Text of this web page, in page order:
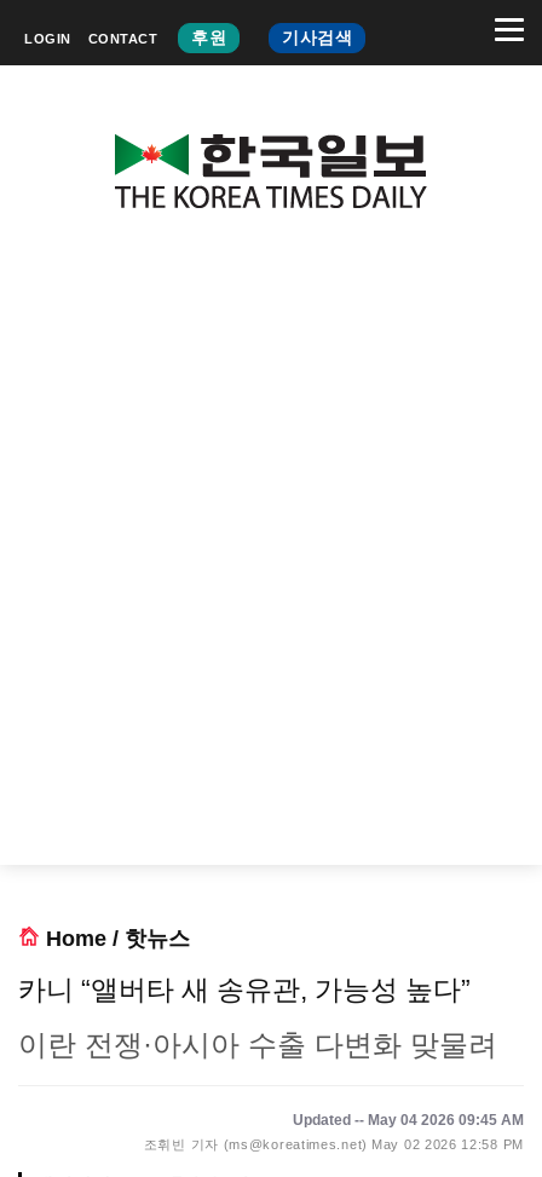
LOGIN CONTACT 후원 기사검색
Home / 핫뉴스
카니 “앨버타 새 송유관, 가능성 높다”
이란 전쟁·아시아 수출 다변화 맞물려
Updated -- May 04 2026 09:45 AM
조휘빈 기자 (ms@koreatimes.net) May 02 2026 12:58 PM